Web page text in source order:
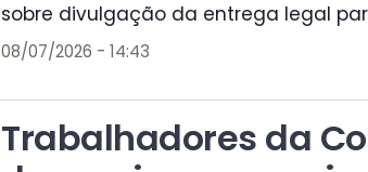
sobre divulgação da entrega legal
08/07/2026 - 14:43
Trabalhadores da